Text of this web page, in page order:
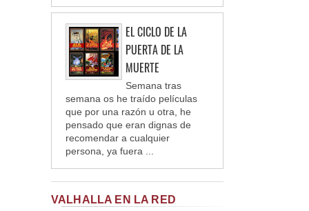
EL CICLO DE LA
PUERTA DE LA
MUERTE
Semana tras
semana os he traído películas
que por una razón u otra, he
pensado que eran dignas de
recomendar a cualquier
persona, ya fuera ...
VALHALLA EN LA RED